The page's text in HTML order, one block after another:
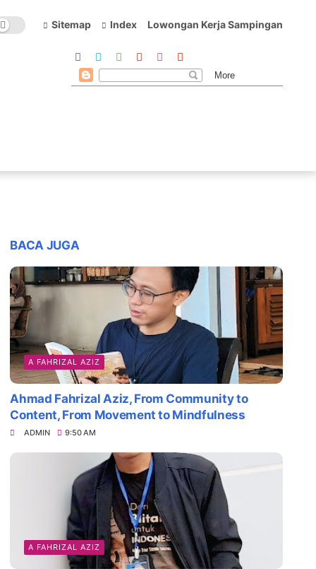
Sitemap Index Lowongan Kerja Sampingan
BACA JUGA
A FAHRIZAL AZIZ
Ahmad Fahrizal Aziz, From Community to
Content, From Movement to Mindfulness
ADMIN 9:50 AM
A FAHRIZAL AZIZ